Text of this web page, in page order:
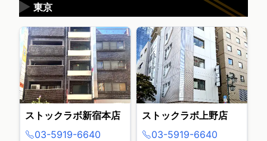
東京
▶
ストックラボ新宿本店
03-5919-6640
ストックラボ上野店
03-5919-6640